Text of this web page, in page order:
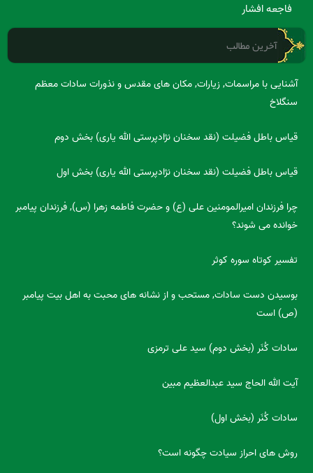
فاجعه افشار
آخرین مطالب
آشنایی با مراسمات, زیارات, مکان های مقدس و نذورات سادات معظم
سنگلاخ
قیاس باطل فضیلت (نقد سخنان نژادپرستی الله یاری) بخش دوم
قیاس باطل فضیلت (نقد سخنان نژادپرستی الله یاری) بخش اول
چرا فرزندان امیرالمومنین علی (ع) و حضرت فاطمه زهرا (س), فرزندان پیامبر
خوانده می شوند؟
تفسیر کوتاه سوره کوثر
بوسیدن دست سادات, مستحب و از نشانه های محبت به اهل بیت پیامبر
(ص) است
سادات کُنَر (بخش دوم) سید علی ترمزی
آیت الله الحاج سید عبدالعظیم مبین
سادات کُنَر (بخش اول)
روش های احراز سیادت چگونه است؟